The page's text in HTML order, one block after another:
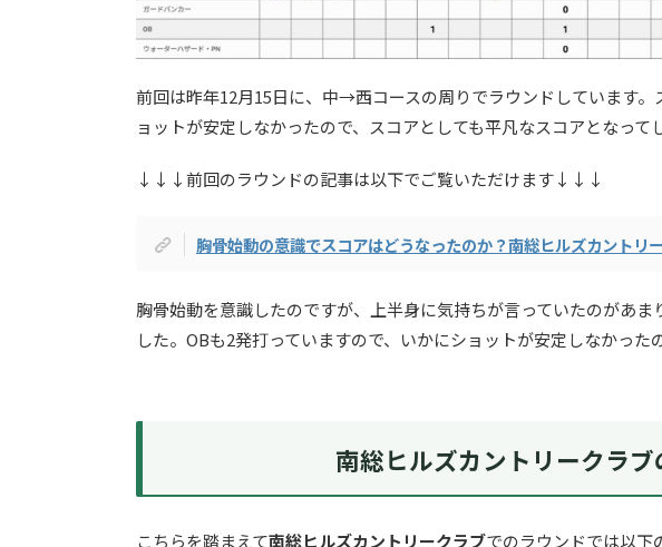
前回は昨年12月15日に、中→西コースの周りでラウンドしています
ョットが安定しなかったので、スコアとしても平凡なスコアとなって
↓↓↓前回のラウンドの記事は以下でご覧いただけます↓↓↓
胸骨始動の意識でスコアはどうなったのか？南総ヒルズカントリ
胸骨始動を意識したのですが、上半身に気持ちが言っていたのがあ
した。OBも2発打っていますので、いかにショットが安定しなかった
南総ヒルズカントリークラ
こちらを踏まえて南総ヒルズカントリークラブでのラウンドでは以下